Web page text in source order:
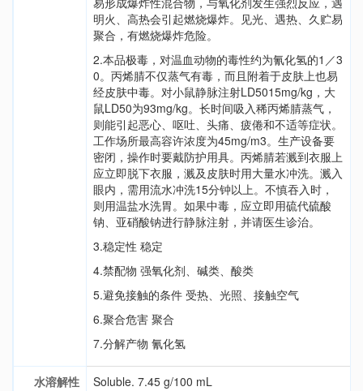
明火、高热会引起燃烧爆炸。见光、遇热、久贮易
聚合，有燃烧爆炸危险。
2.本品极毒，对温血动物的毒性约为氰化氢的1／3
0。丙烯腈不仅蒸气有毒，而且附着于皮肤上也易
经皮肤中毒。对小鼠静脉注射LD5015mg/kg，大
鼠LD50为93mg/kg。长时间吸入稀丙烯腈蒸气，
则能引起恶心、呕吐、头痛、疲倦和不适等症状。
工作场所最高容许浓度为45mg/m3。生产设备要
密闭，操作时要戴防护用具。丙烯腈若溅到衣服上
应立即脱下衣服，溅及皮肤时用大量水冲洗。溅入
眼内，需用流水冲洗15分钟以上。不慎吞入时，
则用温盐水洗胃。如果中毒，应立即用硫代硫酸
钠、亚硝酸钠进行静脉注射，并请医生诊治。
3.稳定性 稳定
4.禁配物 强氧化剂、碱类、酸类
5.避免接触的条件 受热、光照、接触空气
6.聚合危害 聚合
7.分解产物 氰化氢
水溶解性
Soluble. 7.45 g/100 mL